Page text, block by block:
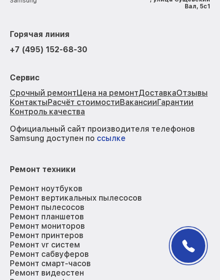
Вал, 5с1
Горячая линия
+7 (495) 152-68-30
Сервис
Срочный ремонтЦена на ремонтДоставкаОтзывы
КонтактыРасчёт стоимостиВакансииГарантии
Контроль качества
Официальный сайт производителя телефонов
Samsung доступен по ссылке
Ремонт техники
Ремонт ноутбуков
Ремонт вертикальных пылесосов
Ремонт пылесосов
Ремонт планшетов
Ремонт мониторов
Ремонт принтеров
Ремонт vr систем
Ремонт сабвуферов
Ремонт смарт-часов
Ремонт видеостен